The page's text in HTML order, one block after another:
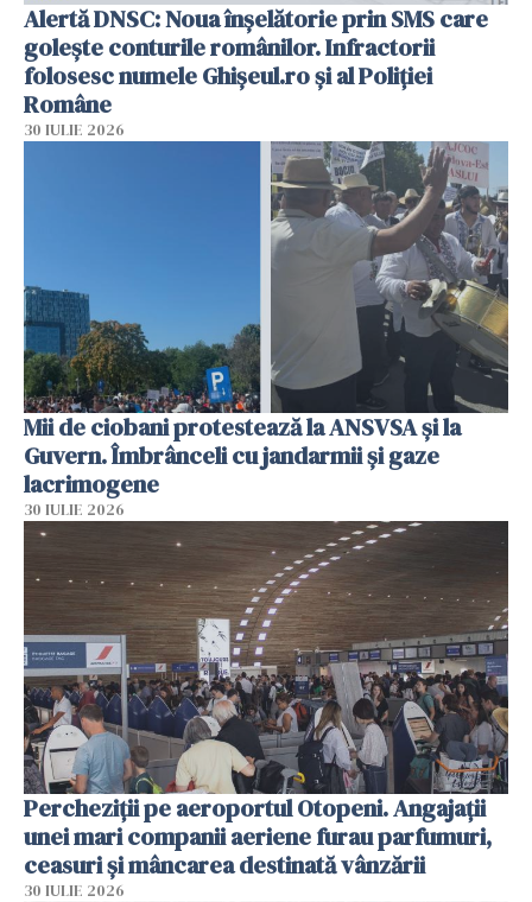
Alertă DNSC: Noua înșelătorie prin SMS care
golește conturile românilor. Infractorii
folosesc numele Ghișeul.ro și al Poliției
Române
30 IULIE 2026
Mii de ciobani protestează la ANSVSA și la
Guvern. Îmbrânceli cu jandarmii și gaze
lacrimogene
30 IULIE 2026
Percheziții pe aeroportul Otopeni. Angajații
unei mari companii aeriene furau parfumuri,
ceasuri și mâncarea destinată vânzării
30 IULIE 2026